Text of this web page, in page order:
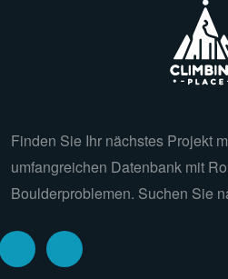
Finden Sie Ihr nächstes Projekt
umfangreichen Datenbank mit
Boulderproblemen. Suchen Sie